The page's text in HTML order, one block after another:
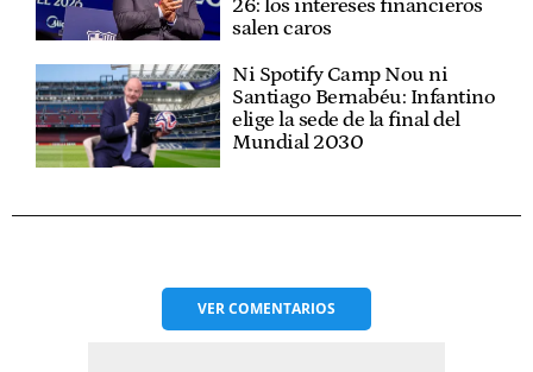
26: los intereses financieros
salen caros
Ni Spotify Camp Nou ni
Santiago Bernabéu: Infantino
elige la sede de la final del
Mundial 2030
VERCOMENTARIOS